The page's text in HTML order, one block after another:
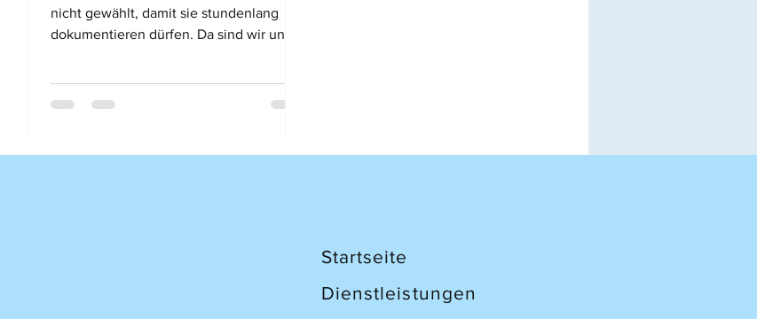
nicht gewählt, damit sie stundenlang
dokumentieren dürfen. Da sind wir uns
je. In einigen Bereichen wie in der
Startseite
Dienstleistungen